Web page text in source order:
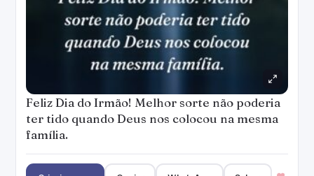
Feliz Dia do Irmão! Melhor sorte não poderia
ter tido quando Deus nos colocou na mesma
família.